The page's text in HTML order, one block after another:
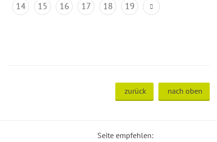
14
15 16 17 18 19
zurück nach oben
Seite empfehlen: